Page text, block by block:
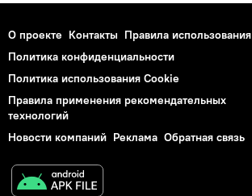
О проекте Контакты Правила использования
Политика конфиденциальности
Политика использования Cookie
Правила применения рекомендательных
технологий
Новости компаний Реклама Обратная связь